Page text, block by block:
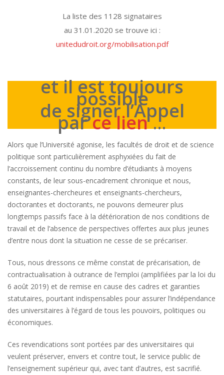
La liste des 1128 signataires
au 31.01.2020 se trouve ici :
unitedudroit.org/mobilisation.pdf
et il est toujours
possible
de signer l’Appel
parce lien…
Alors que l’Université agonise, les facultés de droit et de science
politique sont particulièrement asphyxiées du fait de
l’accroissement continu du nombre d’étudiants à moyens
constants, de leur sous-encadrement chronique et nous,
enseignantes-chercheures et enseignants-chercheurs,
doctorantes et doctorants, ne pouvons demeurer plus
longtemps passifs face à la détérioration de nos conditions de
travail et de l’absence de perspectives offertes aux plus jeunes
d’entre nous dont la situation ne cesse de se précariser.
Tous, nous dressons ce même constat de précarisation, de
contractualisation à outrance de l’emploi (amplifiées par la loi du
6 août 2019) et de remise en cause des cadres et garanties
statutaires, pourtant indispensables pour assurer l’indépendance
des universitaires à l’égard de tous les pouvoirs, politiques ou
économiques.
Ces revendications sont portées par des universitaires qui
veulent préserver, envers et contre tout, le service public de
l’enseignement supérieur qui, avec tant d’autres, est sacrifié.